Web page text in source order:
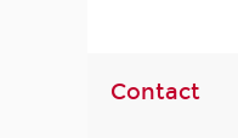
Contact